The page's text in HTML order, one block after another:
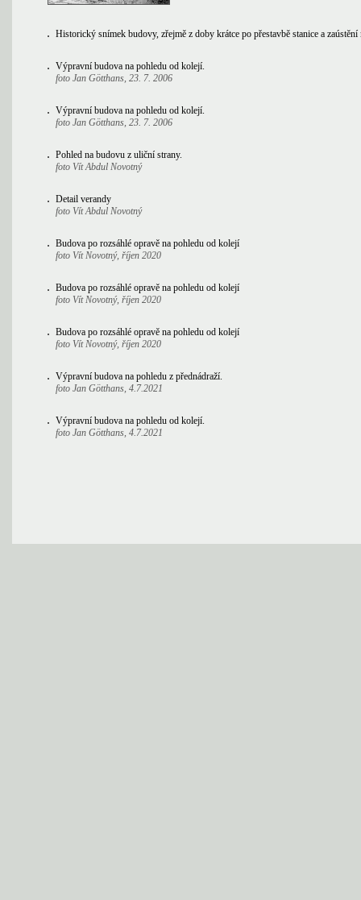
Historický snímek budovy, zřejmě z doby krátce po přestavbě stanice a
Výpravní budova na pohledu od kolejí.
foto Jan Götthans, 23. 7. 2006
Výpravní budova na pohledu od kolejí.
foto Jan Götthans, 23. 7. 2006
Pohled na budovu z uliční strany.
foto Vít Abdul Novotný
Detail verandy
foto Vít Abdul Novotný
Budova po rozsáhlé opravě na pohledu od kolejí
foto Vít Novotný, říjen 2020
Budova po rozsáhlé opravě na pohledu od kolejí
foto Vít Novotný, říjen 2020
Budova po rozsáhlé opravě na pohledu od kolejí
foto Vít Novotný, říjen 2020
Výpravní budova na pohledu z přednádraží.
foto Jan Götthans, 4.7.2021
Výpravní budova na pohledu od kolejí.
foto Jan Götthans, 4.7.2021